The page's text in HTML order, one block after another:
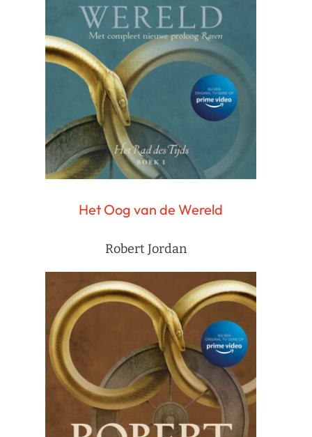
Het Oog van de Wereld
Robert Jordan